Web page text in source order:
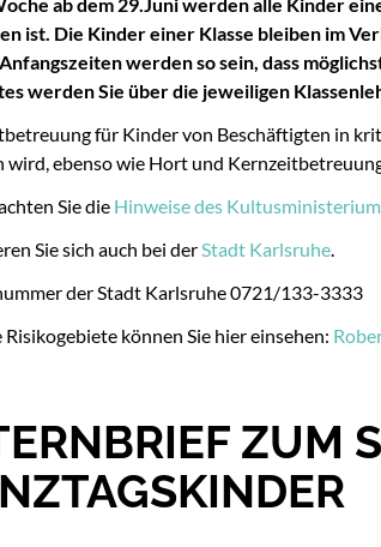
ist. Die Kinder einer Klasse bleiben im
werden so sein, dass
werden Sie über die jeweiligen
für Kinder von Beschäftigten in
wird, ebenso wie Hort und
Sie die Hinweise des
Sie sich auch bei derStadt Karlsruhe.
der Stadt Karlsruhe 0721/133-3333
können Sie hier einsehen:
ZUM